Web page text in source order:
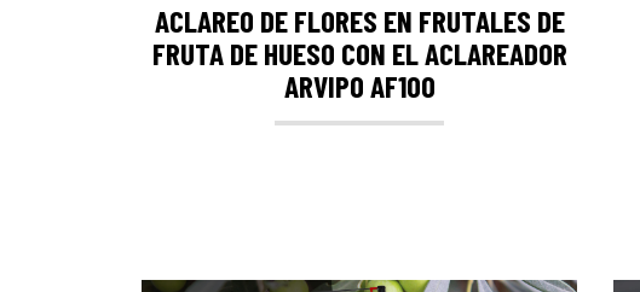
ACLAREO DE FLORES EN FRUTALES DE
FRUTA DE HUESO CON EL ACLAREADOR
ARVIPO AF100